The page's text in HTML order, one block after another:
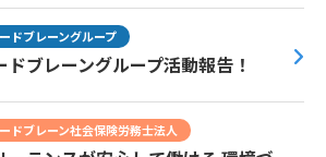
ドブレーングループ
ドブレーングループ活動報告！
ドブレーン社会保険労務士法人